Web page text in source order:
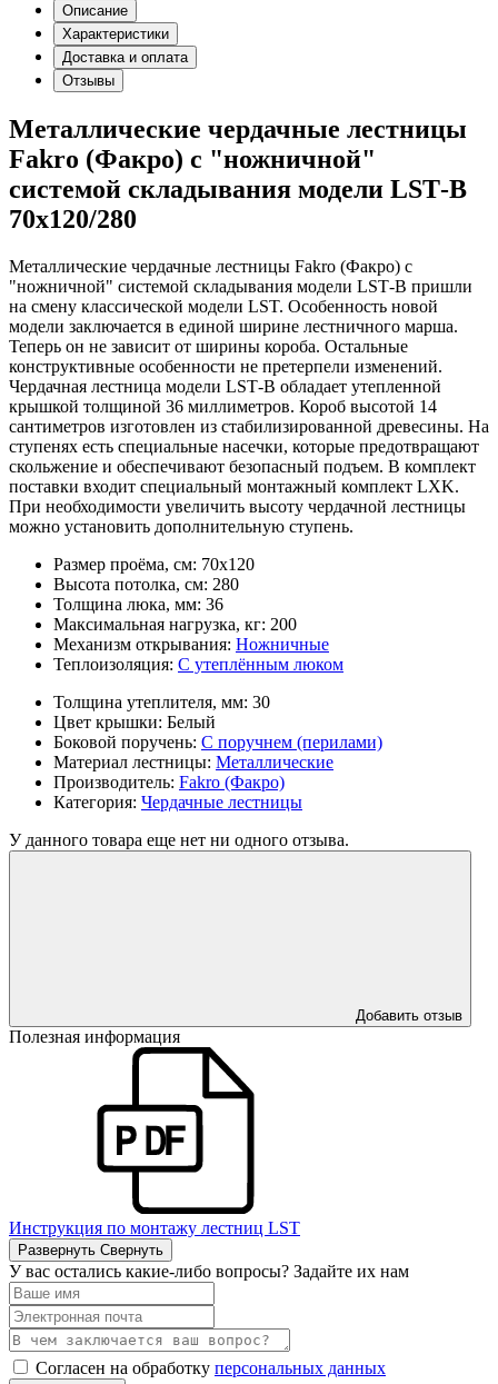
Описание
Характеристики
Доставка и оплата
Отзывы
Металлические чердачные лестницы
Fakro (Факро) с "ножничной"
системой складывания модели LSТ-B
70x120/280
Металлические чердачные лестницы Fakro (Факро) с
"ножничной" системой складывания модели LSТ-B пришли
на смену классической модели LST. Особенность новой
модели заключается в единой ширине лестничного марша.
Теперь он не зависит от ширины короба. Остальные
конструктивные особенности не претерпели изменений.
Чердачная лестница модели LSТ-B обладает утепленной
крышкой толщиной 36 миллиметров. Короб высотой 14
сантиметров изготовлен из стабилизированной древесины. На
ступенях есть специальные насечки, которые предотвращают
скольжение и обеспечивают безопасный подъем. В комплект
поставки входит специальный монтажный комплект LXK.
При необходимости увеличить высоту чердачной лестницы
можно установить дополнительную ступень.
Размер проёма, см: 70x120
Высота потолка, см: 280
Толщина люка, мм: 36
Максимальная нагрузка, кг: 200
Механизм открывания: Ножничные
Теплоизоляция: С утеплённым люком
Толщина утеплителя, мм: 30
Цвет крышки: Белый
Боковой поручень: С поручнем (перилами)
Материал лестницы: Металлические
Производитель: Fakro (Факро)
Категория: Чердачные лестницы
У данного товара еще нет ни одного отзыва.
Добавить отзыв
Полезная информация
Инструкция по монтажу лестниц LST
Развернуть Свернуть
У вас остались какие-либо вопросы? Задайте их нам
Согласен на обработку персональных данных